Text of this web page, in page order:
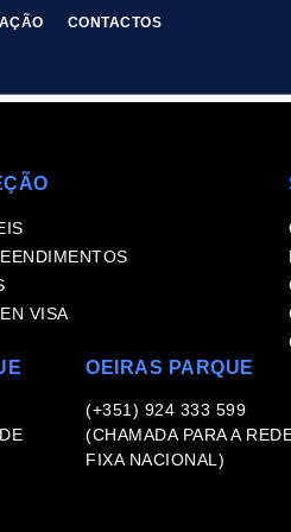
CONTACTOS
VISA
OEIRAS PARQUE
(+351) 924 333 599
(CHAMADA PARA A
FIXA NACIONAL)